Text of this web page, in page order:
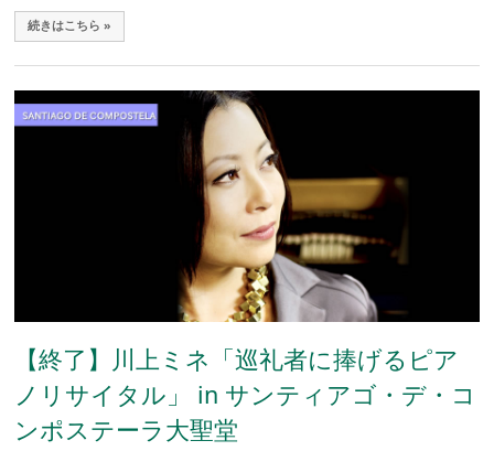
続きはこちら »
【終了】川上ミネ「巡礼者に捧げるピア
ノリサイタル」 in サンティアゴ・デ・コ
ンポステーラ大聖堂